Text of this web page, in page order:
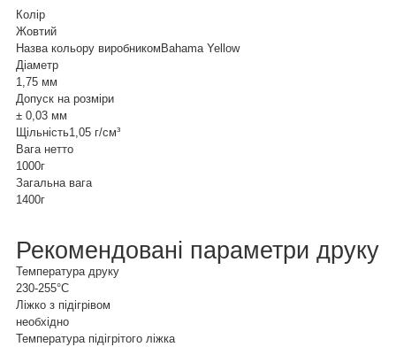
Колір
Жовтий
Назва кольору виробником Bahama Yellow
Діаметр
1,75 мм
Допуск на розміри
± 0,03 мм
Щільність1,05 г/см³
Вага нетто
1000г
Загальна вага
1400г
Рекомендовані параметри друку
Температура друку
230-255°C
Ліжко з підігрівом
необхідно
Температура підігрітого ліжка